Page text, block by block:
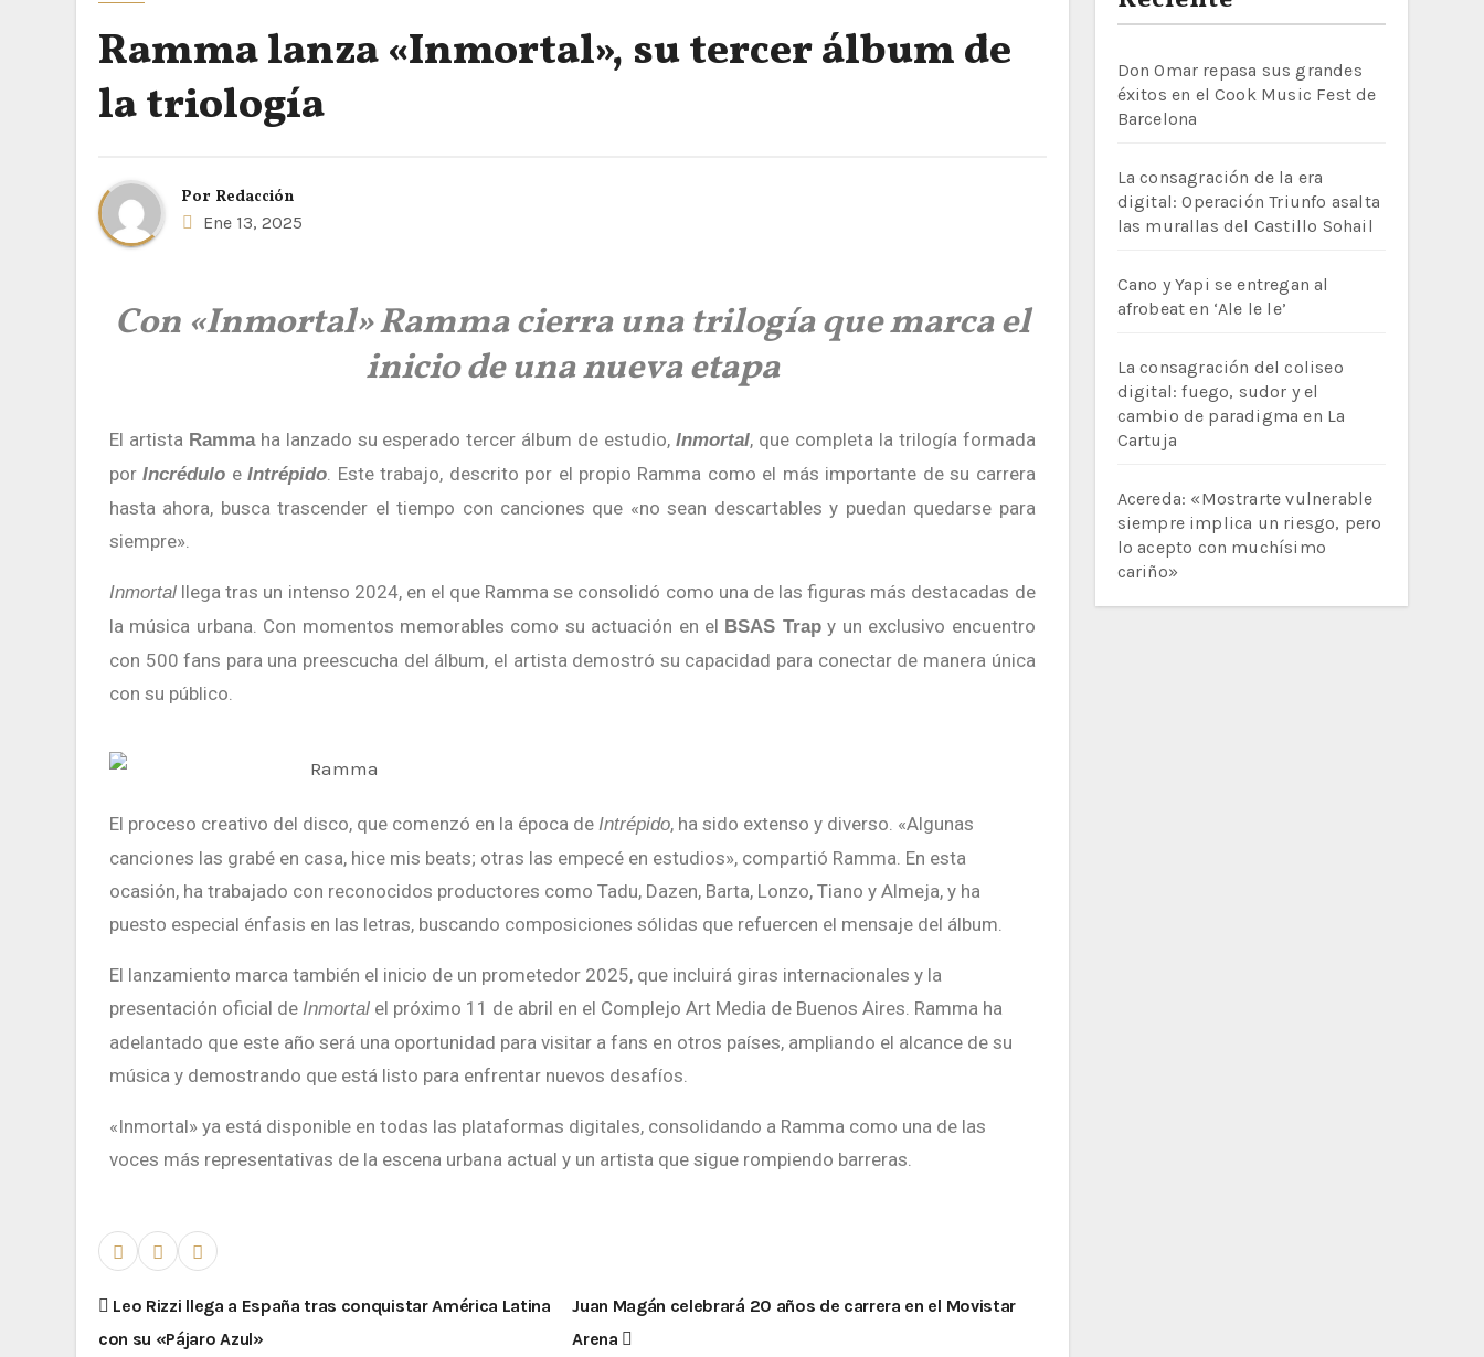
Ramma lanza «Inmortal», su tercer álbum de
la triología
Por Redacción
Ene 13, 2025
Con «Inmortal» Ramma cierra una trilogía que marca el
inicio de una nueva etapa
El artista Rammaha lanzado su esperado tercer álbum de estudio, Inmortal, que completa la trilogía formada
porIncrédulo eIntrépido. Este trabajo, descrito por el propio Ramma como el más importante de su carrera
hasta ahora, busca trascender el tiempo con canciones que «no sean descartables y puedan quedarse para
siempre».
Inmortal llega tras un intenso 2024, en el que Ramma se consolidó como una de las figuras más destacadas de
la música urbana. Con momentos memorables como su actuación en el BSAS Trapy un exclusivo encuentro
con 500 fans para una preescucha del álbum, el artista demostró su capacidad para conectar de manera única
con su público.
El proceso creativo del disco, que comenzó en la época de Intrépido, ha sido extenso y diverso. «Algunas
canciones las grabé en casa, hice mis beats; otras las empecé en estudios», compartió Ramma. En esta
ocasión, ha trabajado con reconocidos productores como Tadu, Dazen, Barta, Lonzo, Tiano y Almeja, y ha
puesto especial énfasis en las letras, buscando composiciones sólidas que refuercen el mensaje del álbum.
El lanzamiento marca también el inicio de un prometedor 2025, que incluirá giras internacionales y la
presentación oficial de Inmortal el próximo 11 de abril en el Complejo Art Media de Buenos Aires. Ramma ha
adelantado que este año será una oportunidad para visitar a fans en otros países, ampliando el alcance de su
música y demostrando que está listo para enfrentar nuevos desafíos.
«Inmortal» ya está disponible en todas las plataformas digitales, consolidando a Ramma como una de las
voces más representativas de la escena urbana actual y un artista que sigue rompiendo barreras.
Leo Rizzi llega a España tras conquistar América Latina
con su «Pájaro Azul»
Juan Magán celebrará 20 años de carrera en el Movistar
Arena
Don Omar repasa sus grandes
éxitos en el Cook Music Fest de
Barcelona
La consagración de la era
digital: Operación Triunfo asalta
las murallas del Castillo Sohail
Cano y Yapi se entregan al
afrobeat en ‘Ale le le’
La consagración del coliseo
digital: fuego, sudor y el
cambio de paradigma en La
Cartuja
Acereda: «Mostrarte vulnerable
siempre implica un riesgo, pero
lo acepto con muchísimo
cariño»